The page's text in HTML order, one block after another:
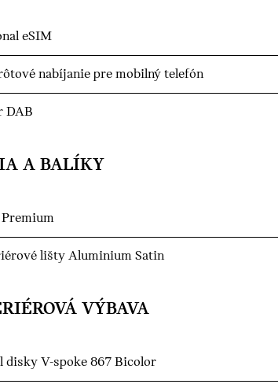
eSIM
nabíjanie pre mobilný telefón
DAB
A BALÍKY
lišty Aluminium Satin
VÝBAVA
disky V-spoke 867 Bicolor